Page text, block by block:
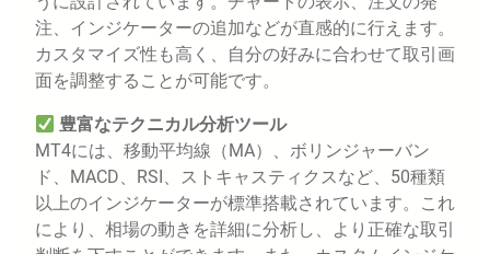
注、インジケーターの追加などが直感的に行えます。
カスタマイズ性も高く、自分の好みに合わせて取引画
面を調整することが可能です。
豊富なテクニカル分析ツール
MT4には、移動平均線（MA）、ボリンジャーバン
ド、MACD、RSI、ストキャスティクスなど、50種類
以上のインジケーターが標準搭載されています。これ
により、相場の動きを詳細に分析し、より正確な取引